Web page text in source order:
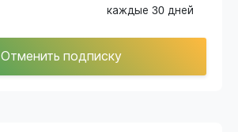
каждые 30 дней
Отменить подписку